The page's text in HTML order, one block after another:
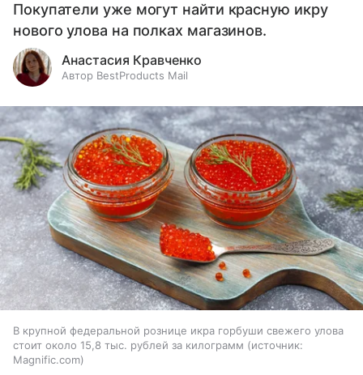
Покупатели уже могут найти красную икру
нового улова на полках магазинов.
Анастасия Кравченко
Автор BestProducts Mail
В крупной федеральной рознице икра горбуши свежего улова
стоит около 15,8 тыс. рублей за килограмм
источник:
Magnific.com